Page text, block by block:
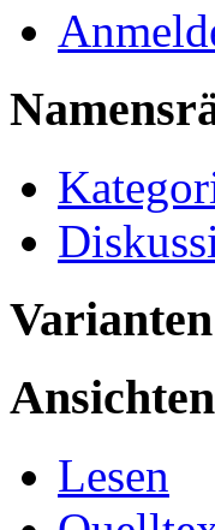
Varianten
Ansichten
Lesen